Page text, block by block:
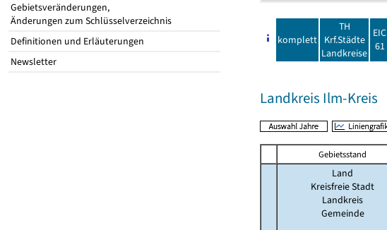
Gebietsveränderungen,
Änderungen zum Schlüsselverzeichnis
Definitionen und Erläuterungen
Newsletter
komplett
TH
Krf.Städte
Landkreise
EIC
61
Landkreis Ilm-Kreis
Gebietsstand
Land
Kreisfreie Stadt
Landkreis
Gemeinde